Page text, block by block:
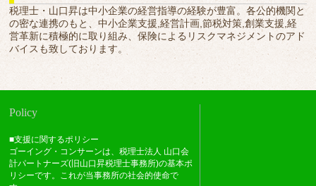
税理士・山口昇は中小企業の経営指導の経験が豊富。各公的機関と
の密な連携のもと、中小企業支援,経営計画,節税対策,創業支援,経
営革新に積極的に取り組み、保険によるリスクマネジメントのアド
バイスも致しております。
Policy
■支援に関するポリシー
ゴーイング・コンサーンは、税理士法人 山口会
計パートナーズ(旧山口昇税理士事務所)の基本ポ
リシーです。これが当事務所の社会的使命で